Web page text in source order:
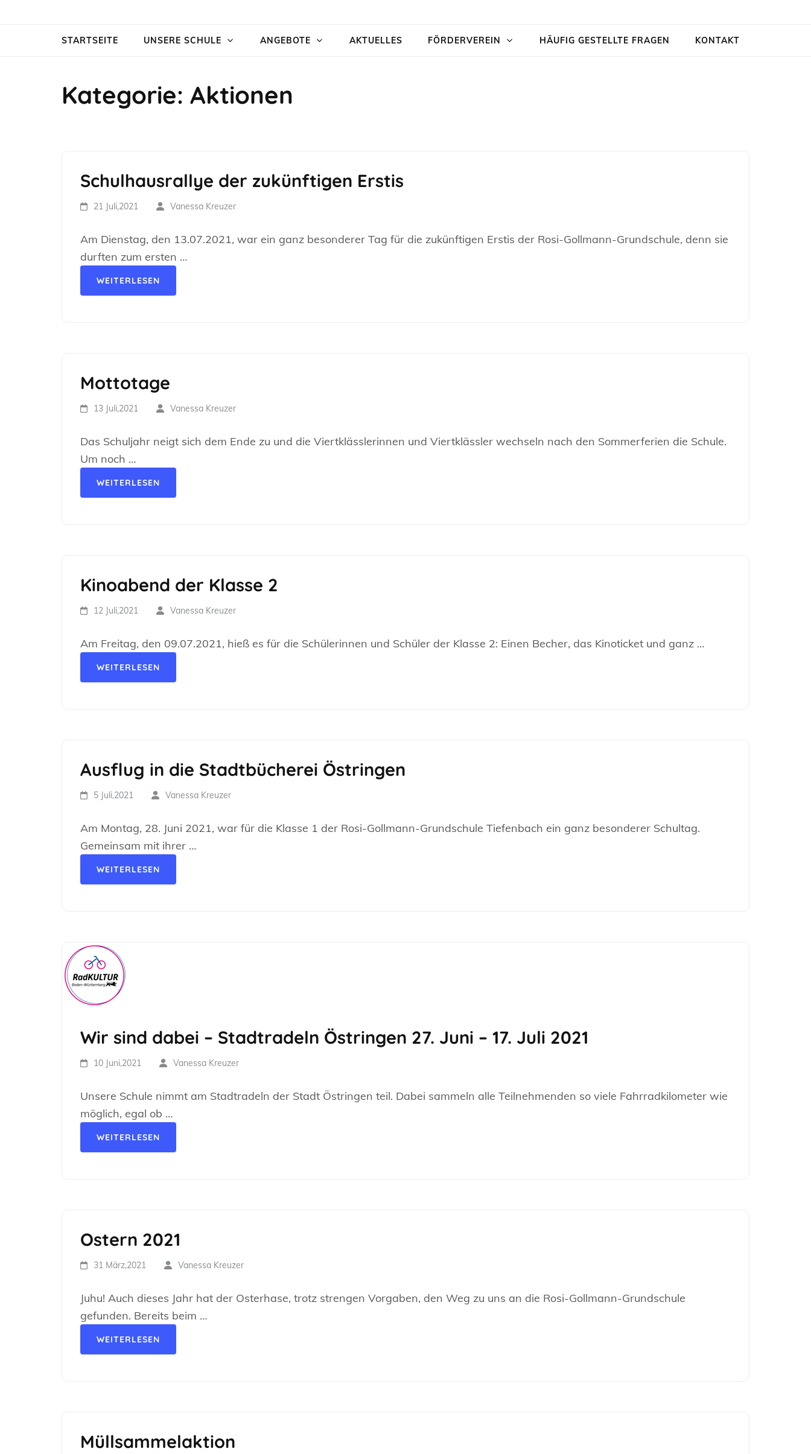
STARTSEITE UNSERE SCHULE ANGEBOTE AKTUELLES FÖRDERVEREIN HÄUFIG GESTELLTE FRAGEN KONTAKT
Kategorie: Aktionen
Schulhausrallye der zukünftigen Erstis
21 Juli,2021 Vanessa Kreuzer
Am Dienstag, den 13.07.2021, war ein ganz besonderer Tag für die zukünftigen Erstis der Rosi-Gollmann-Grundschule, denn sie
durften zum ersten …
WEITERLESEN
Mottotage
13 Juli,2021 Vanessa Kreuzer
Das Schuljahr neigt sich dem Ende zu und die Viertklässlerinnen und Viertklässler wechseln nach den Sommerferien die Schule.
Um noch …
WEITERLESEN
Kinoabend der Klasse 2
12 Juli,2021 Vanessa Kreuzer
Am Freitag, den 09.07.2021, hieß es für die Schülerinnen und Schüler der Klasse 2: Einen Becher, das Kinoticket und ganz …
WEITERLESEN
Ausflug in die Stadtbücherei Östringen
5 Juli,2021 Vanessa Kreuzer
Am Montag, 28. Juni 2021, war für die Klasse 1 der Rosi-Gollmann-Grundschule Tiefenbach ein ganz besonderer Schultag.
Gemeinsam mit ihrer …
WEITERLESEN
Wir sind dabei – Stadtradeln Östringen 27. Juni – 17. Juli 2021
10 Juni,2021 Vanessa Kreuzer
Unsere Schule nimmt am Stadtradeln der Stadt Östringen teil. Dabei sammeln alle Teilnehmenden so viele Fahrradkilometer wie
möglich, egal ob …
WEITERLESEN
Ostern 2021
31 März,2021 Vanessa Kreuzer
Juhu! Auch dieses Jahr hat der Osterhase, trotz strengen Vorgaben, den Weg zu uns an die Rosi-Gollmann-Grundschule
gefunden. Bereits beim …
WEITERLESEN
Müllsammelaktion